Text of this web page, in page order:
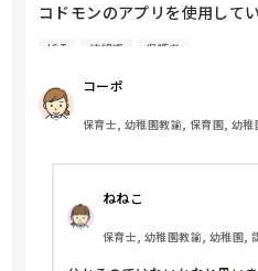
コドモンのアプリを使用して
帳の製本などを保護者が行っ
購入した、連絡帳の製本を行
でしょうか？
今年からコドモンが導入され
ちなみに、連絡帳を製本して
でしょうか？
ICT 連絡帳 保護者
コーポ
保育士, 幼稚園教諭, 保育園, 幼稚
ねねこ
保育士, 幼稚園教諭, 幼稚園,